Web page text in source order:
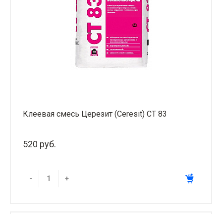
Клеевая смесь Церезит (Ceresit) СТ 83
520 руб.
- +